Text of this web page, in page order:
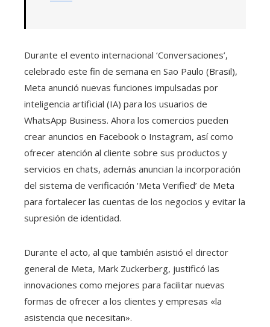
Durante el evento internacional ‘Conversaciones’,
celebrado este fin de semana en Sao Paulo (Brasil),
Meta anunció nuevas funciones impulsadas por
inteligencia artificial (IA) para los usuarios de
WhatsApp Business. Ahora los comercios pueden
crear anuncios en Facebook o Instagram, así como
ofrecer atención al cliente sobre sus productos y
servicios en chats, además anuncian la incorporación
del sistema de verificación ‘Meta Verified’ de Meta
para fortalecer las cuentas de los negocios y evitar la
supresión de identidad.
Durante el acto, al que también asistió el director
general de Meta, Mark Zuckerberg, justificó las
innovaciones como mejores para facilitar nuevas
formas de ofrecer a los clientes y empresas «la
asistencia que necesitan».